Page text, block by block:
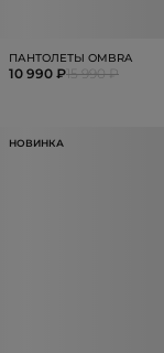
ПАНТОЛЕТЫ OMBRA
10 990 ₽15 990 ₽
НОВИНКА